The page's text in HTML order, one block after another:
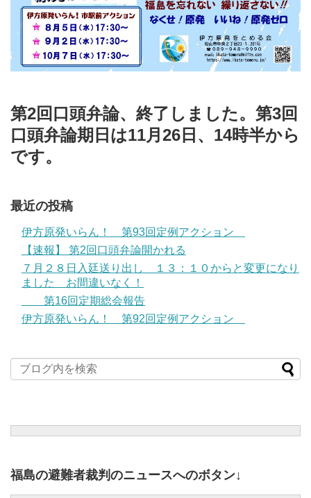
第2回口頭弁論、終了しました。第3回
口頭弁論期日は11月26日、14時半から
です。
最近の投稿
伊方原発いらん！ 第93回定例アクション
【速報】 第2回口頭弁論開かれる
７月２８日入廷送り出し １３：１０からと変更になり
ました お間違いなく！
第16回定期総会報告
伊方原発いらん！ 第92回定例アクション
福島の避難者裁判のニュースへのボタン↓